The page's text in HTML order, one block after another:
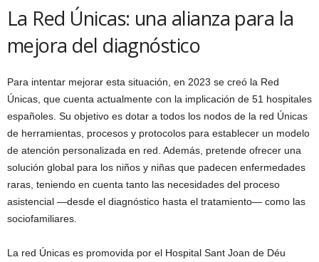
La Red Únicas: una alianza para la
mejora del diagnóstico
Para intentar mejorar esta situación, en 2023 se creó la Red
Únicas, que cuenta actualmente con la implicación de 51 hospitales
españoles. Su objetivo es dotar a todos los nodos de la red Únicas
de herramientas, procesos y protocolos para establecer un modelo
de atención personalizada en red. Además, pretende ofrecer una
solución global para los niños y niñas que padecen enfermedades
raras, teniendo en cuenta tanto las necesidades del proceso
asistencial ―desde el diagnóstico hasta el tratamiento― como las
sociofamiliares.
La red Únicas es promovida por el Hospital Sant Joan de Déu